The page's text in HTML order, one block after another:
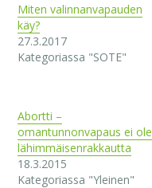
Miten valinnanvapauden
käy?
27.3.2017
Kategoriassa "SOTE"
Abortti –
omantunnonvapaus ei ole
lähimmäisenrakkautta
18.3.2015
Kategoriassa "Yleinen"